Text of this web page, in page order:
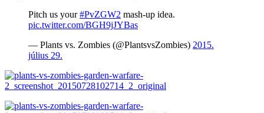
Pitch us your#PvZGW2 mash-up idea.
pic.twitter.com/BGH9jJYBas
— Plants vs. Zombies (@PlantsvsZombies) 2015.
július 29.